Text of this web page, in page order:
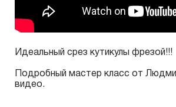
Идеальный срез кутикулы фрезой!!!
Подробный мастер класс от
видео.